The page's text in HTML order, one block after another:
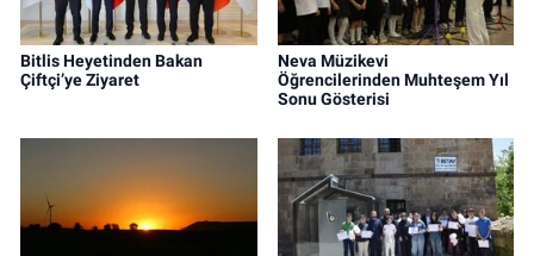
Bitlis Heyetinden Bakan
Çiftçi’ye Ziyaret
Neva Müzikevi
Öğrencilerinden Muhteşem Yıl
Sonu Gösterisi